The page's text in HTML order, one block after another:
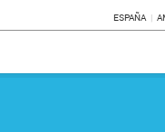
ESPAÑA